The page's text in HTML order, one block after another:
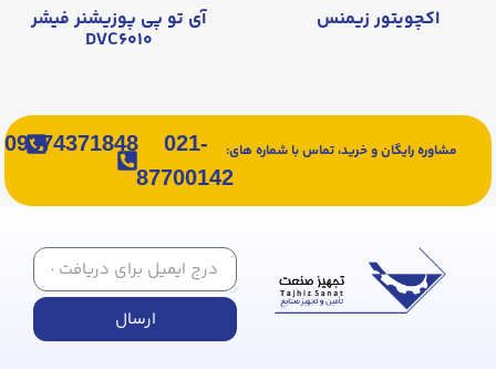
اکچویتور زیمنس آی تو پی پوزیشنر فیشر
DVC۶۰۱۰
مشاوره رایگان و خرید، تماس با شماره های:
021-
87700142
09374371848
ارسال